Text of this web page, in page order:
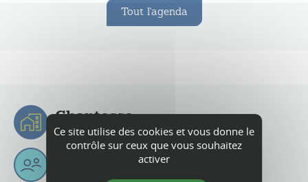
Tout l'agenda
Chantesse
Chantessois & Chantessoises
2
Ce site utilise des cookies et vous donne le
contrôle sur ceux que vous souhaitez
activer